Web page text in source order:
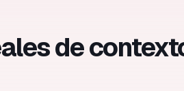
de